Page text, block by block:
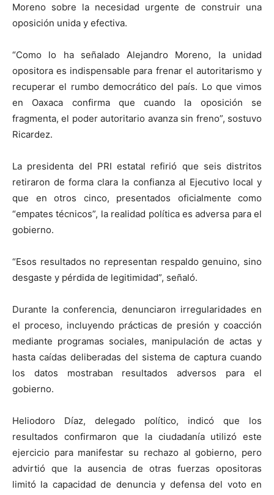
Moreno sobre la necesidad urgente de construir una
oposición unida y efectiva.
“Como lo ha señalado Alejandro Moreno, la unidad
opositora es indispensable para frenar el autoritarismo y
recuperar el rumbo democrático del país. Lo que vimos
en Oaxaca confirma que cuando la oposición se
fragmenta, el poder autoritario avanza sin freno”, sostuvo
Ricardez.
La presidenta del PRI estatal refirió que seis distritos
retiraron de forma clara la confianza al Ejecutivo local y
que en otros cinco, presentados oficialmente como
“empates técnicos”, la realidad política es adversa para el
gobierno.
“Esos resultados no representan respaldo genuino, sino
desgaste y pérdida de legitimidad”, señaló.
Durante la conferencia, denunciaron irregularidades en
el proceso, incluyendo prácticas de presión y coacción
mediante programas sociales, manipulación de actas y
hasta caídas deliberadas del sistema de captura cuando
los datos mostraban resultados adversos para el
gobierno.
Heliodoro Díaz, delegado político, indicó que los
resultados confirmaron que la ciudadanía utilizó este
ejercicio para manifestar su rechazo al gobierno, pero
advirtió que la ausencia de otras fuerzas opositoras
limitó la capacidad de denuncia y defensa del voto en